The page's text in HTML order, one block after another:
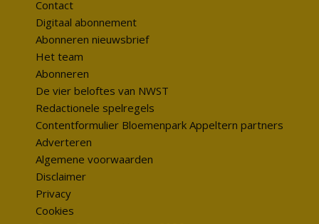
Contact
Digitaal abonnement
Abonneren nieuwsbrief
Het team
Abonneren
De vier beloftes van NWST
Redactionele spelregels
Contentformulier Bloemenpark Appeltern partners
Adverteren
Algemene voorwaarden
Disclaimer
Privacy
Cookies